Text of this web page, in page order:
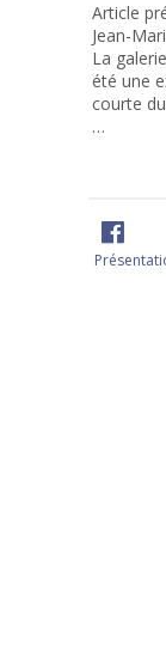
Article
Jean-
La
été une
courte
…